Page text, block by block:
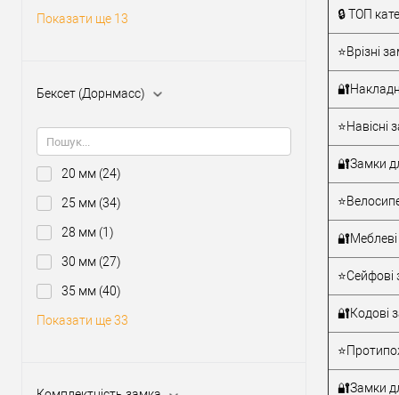
Показати ще 13
Бексет (Дорнмасс)
20 мм (24)
25 мм (34)
28 мм (1)
30 мм (27)
35 мм (40)
Показати ще 33
Тип товару
Країна
відстань
🔒 ТОП
⭐Врізні
⭐Навісні
🔐Замки
⭐Сейфові
🔐Кодові
🔐Замки